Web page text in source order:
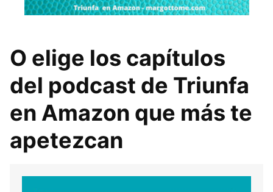
O elige los capítulos
del podcast de Triunfa
en Amazon que más te
apetezcan